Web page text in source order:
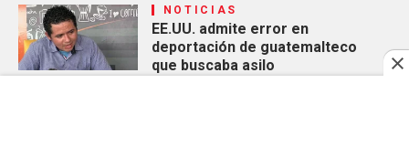
NOTICIAS
EE.UU. admite error en
deportación de guatemalteco
que buscaba asilo